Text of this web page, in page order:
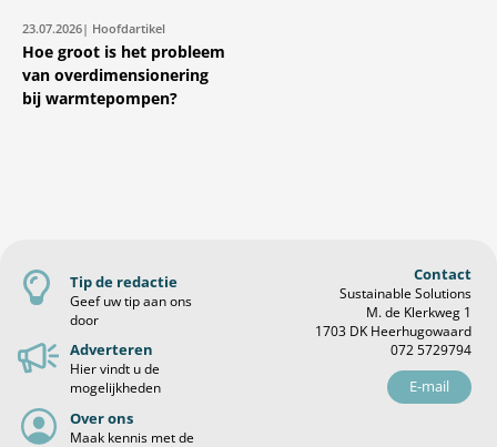
23.07.2026| Hoofdartikel
Hoe groot is het probleem
van overdimensionering
bij warmtepompen?
Tip de redactie
Geef uw tip aan ons
door
Adverteren
Hier vindt u de
mogelijkheden
Over ons
Maak kennis met de
Contact
Sustainable Solutions
M. de Klerkweg 1
1703 DK Heerhugowaard
072 5729794
E-mail